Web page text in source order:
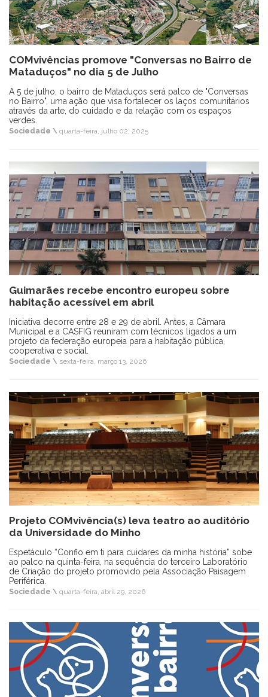
COMvivências promove "Conversas no Bairro de
Mataduços" no dia 5 de Julho
A 5 de julho, o bairro de Mataduços será palco de "Conversas
no Bairro", uma ação que visa fortalecer os laços comunitários
através da arte, do cuidado e da relação com os espaços
verdes.
Sociedade \ quarta-feira, julho 02, 2025
Guimarães recebe encontro europeu sobre
habitação acessível em abril
Iniciativa decorre entre 28 e 29 de abril. Antes, a Câmara
Municipal e a CASFIG reuniram com técnicos ligados a um
projeto da federação europeia para a habitação pública,
cooperativa e social.
Sociedade \ sexta-feira, março 13, 2026
Projeto COMvivência(s) leva teatro ao auditório
da Universidade do Minho
Espetáculo “Confio em ti para cuidares da minha história” sobe
ao palco na quinta-feira, na sequência do terceiro Laboratório
de Criação do projeto promovido pela Associação Paisagem
Periférica.
Sociedade \ quarta-feira, abril 29, 2026